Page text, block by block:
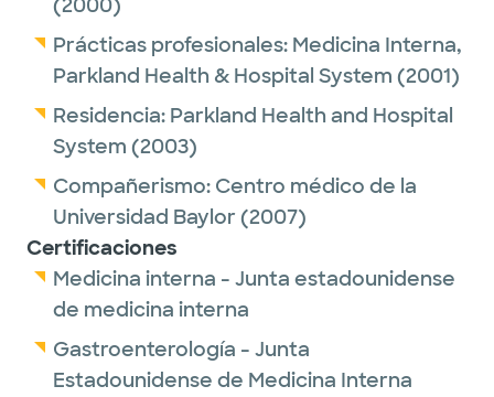
(2000)
Prácticas profesionales: Medicina Interna,
Parkland Health & Hospital System (2001)
Residencia: Parkland Health and Hospital
System (2003)
Compañerismo: Centro médico de la
Universidad Baylor (2007)
Certificaciones
Medicina interna - Junta estadounidense
de medicina interna
Gastroenterología - Junta
Estadounidense de Medicina Interna